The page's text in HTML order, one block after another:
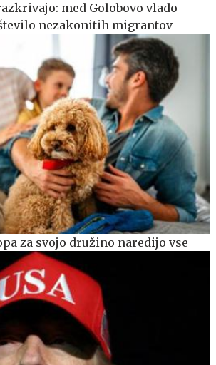
med Golobovo vlado
nezakonitih migrantov
za svojo družino naredijo vse